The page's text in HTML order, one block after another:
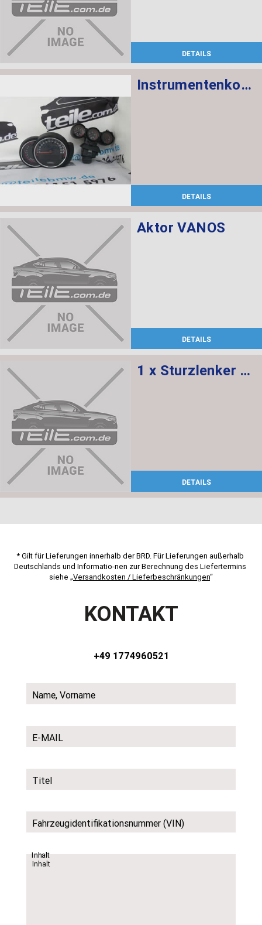
DETAILS
Instrumentenkombination KMH Chrono Paket
DETAILS
Aktor VANOS
DETAILS
1 x Sturzlenker mit Gummilager, 1 x Abdeckung rechts
DETAILS
* Gilt für Lieferungen innerhalb der BRD. Für Lieferungen außerhalb
Deutschlands und Informatio-nen zur Berechnung des Liefertermins
siehe „Versandkosten / Lieferbeschränkungen“
KONTAKT
+49 1774960521
Name, Vorname
E-MAIL
Titel
Fahrzeugidentifikationsnummer (VIN)
Inhalt